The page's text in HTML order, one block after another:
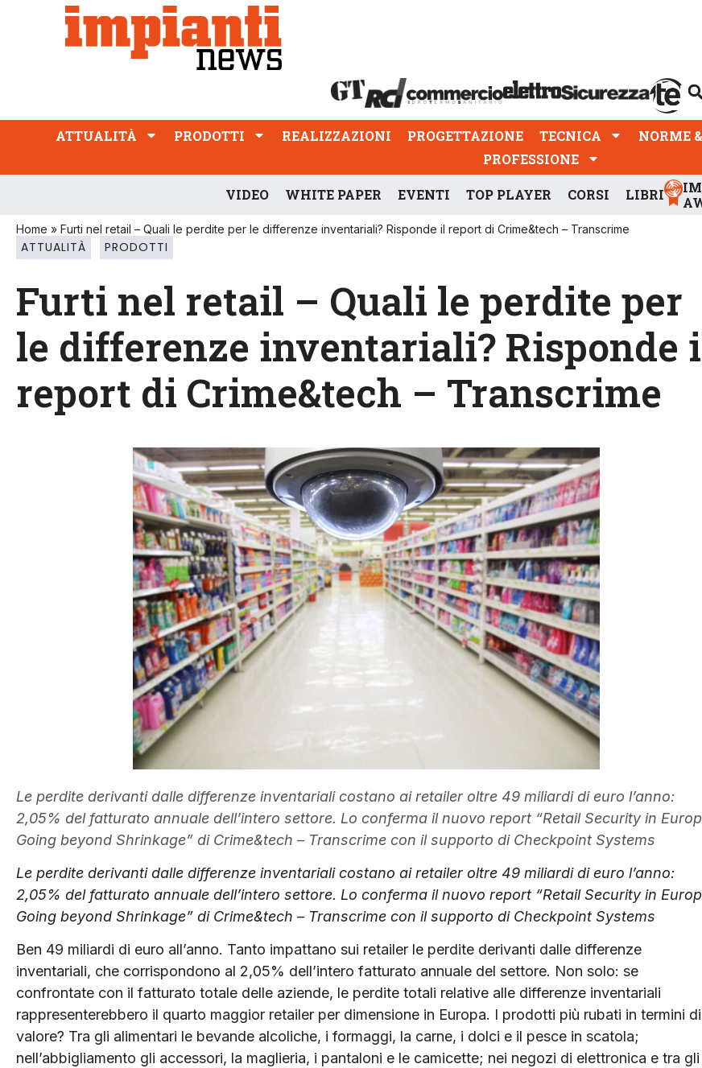
ATTUALITÀ PRODOTTI REALIZZAZIONI
PROFESSIONE
ATTUALITÀ PRODOTTI REALIZZAZIONI PROGETTAZIONE TECNICA NORME
PROFESSIONE
VIDEO WHITE PAPER EVENTI TOP PLAYER CORSI LIBRI
Home » Furti nel retail – Quali le perdite per le differenze inventariali? Risponde il report di Crime&tech – Transcrime
ATTUALITÀ PRODOTTI
Furti nel retail – Quali le perdite per
le differenze inventariali? Risponde
report di Crime&tech – Transcrime
Le perdite derivanti dalle differenze inventariali costano ai retailer oltre 49 miliardi di euro l’anno:
2,05% del fatturato annuale dell’intero settore. Lo conferma il nuovo report “Retail Security in
Going beyond Shrinkage” di Crime&tech – Transcrime con il supporto di Checkpoint Systems
Le perdite derivanti dalle differenze inventariali costano ai retailer oltre 49 miliardi di euro l’anno:
2,05% del fatturato annuale dell’intero settore. Lo conferma il nuovo report “Retail Security in
Going beyond Shrinkage” di Crime&tech – Transcrime con il supporto di Checkpoint Systems
Ben 49 miliardi di euro all’anno. Tanto impattano sui retailer le perdite derivanti dalle differenze
inventariali, che corrispondono al 2,05% dell’intero fatturato annuale del settore. Non solo: se
confrontate con il fatturato totale delle aziende, le perdite totali relative alle differenze inventariali
rappresenterebbero il quarto maggior retailer per dimensione in Europa. I prodotti più rubati in termini di
valore? Tra gli alimentari le bevande alcoliche, i formaggi, la carne, i dolci e il pesce in scatola;
nell’abbigliamento gli accessori, la maglieria, i pantaloni e le camicette; nei negozi di elettronica e tra gli